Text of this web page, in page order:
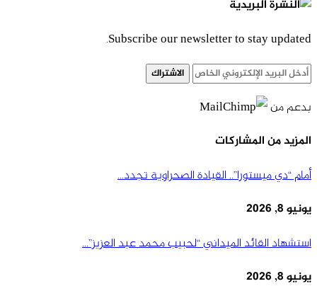
Subscribe our newsletter to stay updated.
الاشتراك
بدعم من
المزيد من المشاركات
أمام “دي ميستورا”.. القيادة الصحراوية تجدد…
يونيو 8, 2026
استشهاد القائد الميداني “لحبيب محمد عبد العزيز”…
يونيو 8, 2026